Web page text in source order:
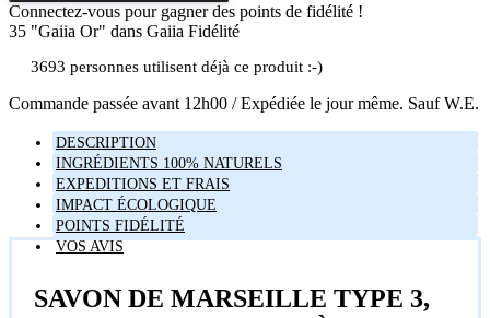
Connectez-vous pour gagner des points de fidélité !
35 "Gaiia Or" dans Gaiia Fidélité
3693 personnes utilisent déjà ce produit :-)
Commande passée avant 12h00 / Expédiée le jour même. Sauf W.E.
DESCRIPTION
INGRÉDIENTS 100% NATURELS
EXPEDITIONS ET FRAIS
IMPACT ÉCOLOGIQUE
POINTS FIDÉLITÉ
VOS AVIS
SAVON DE MARSEILLE TYPE 3,